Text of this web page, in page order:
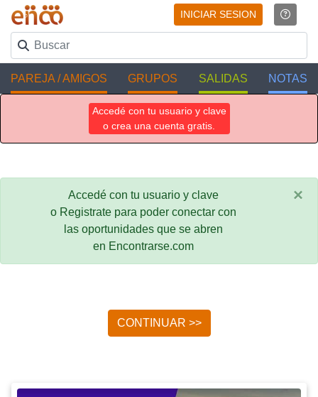
INICIAR SESION
PAREJA / AMIGOS GRUPOS SALIDAS NOTAS
Accedé con tu usuario y clave
o crea una cuenta gratis.
Accedé con tu usuario y clave
o Registrate para poder conectar con
las oportunidades que se abren
en Encontrarse.com
×
CONTINUAR >>